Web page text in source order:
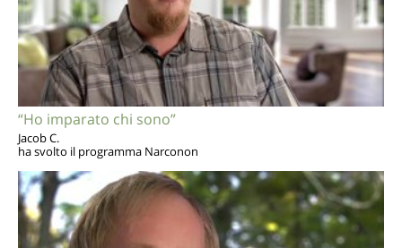
“Ho imparato chi sono”
Jacob C.
ha svolto il programma Narconon